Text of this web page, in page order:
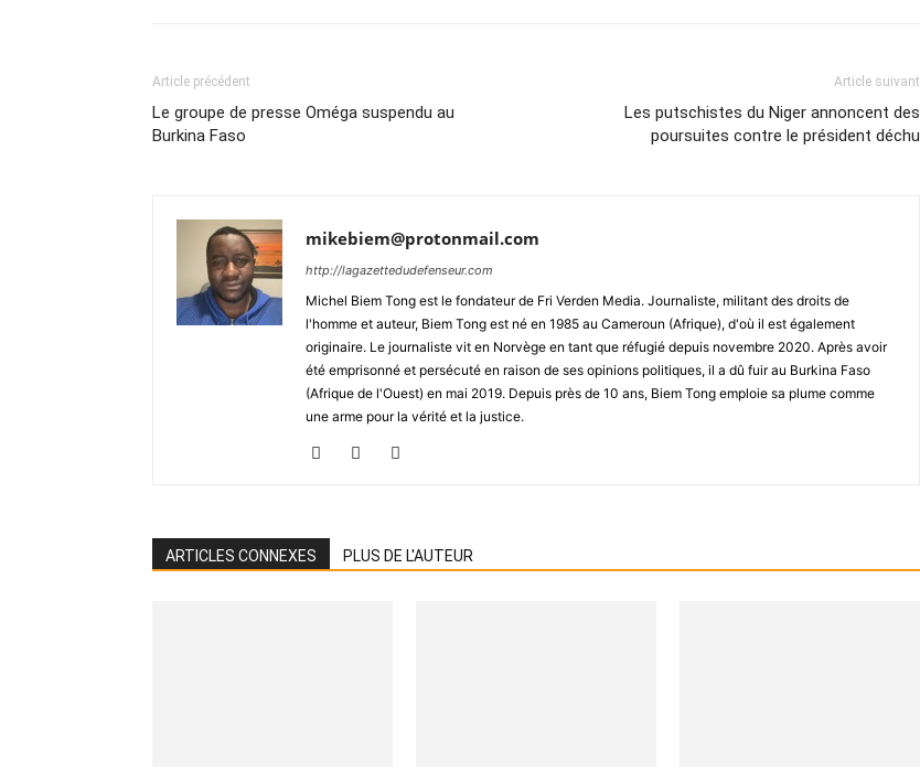
Article précédent
Le groupe de presse Oméga suspendu au
Burkina Faso
Article suivant
Les putschistes du Niger annoncent des
poursuites contre le président déchu
mikebiem@protonmail.com
http://lagazettedudefenseur.com
Michel Biem Tong est le fondateur de Fri Verden Media. Journaliste, militant des droits de
l'homme et auteur, Biem Tong est né en 1985 au Cameroun (Afrique), d'où il est également
originaire. Le journaliste vit en Norvège en tant que réfugié depuis novembre 2020. Après avoir
été emprisonné et persécuté en raison de ses opinions politiques, il a dû fuir au Burkina Faso
(Afrique de l'Ouest) en mai 2019. Depuis près de 10 ans, Biem Tong emploie sa plume comme
une arme pour la vérité et la justice.
ARTICLES CONNEXES PLUS DE L'AUTEUR